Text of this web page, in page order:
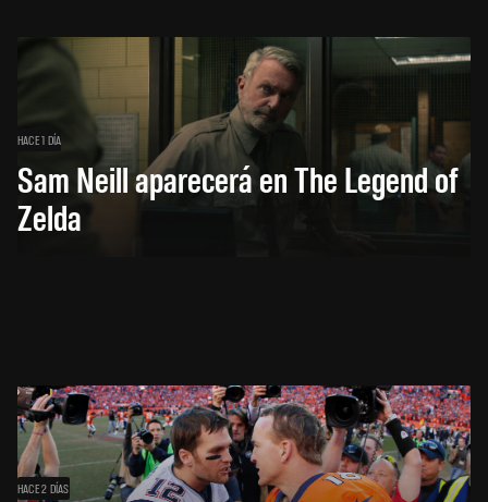
HACE 1 DÍA
Sam Neill aparecerá en The Legend of
Zelda
HACE 2 DÍAS